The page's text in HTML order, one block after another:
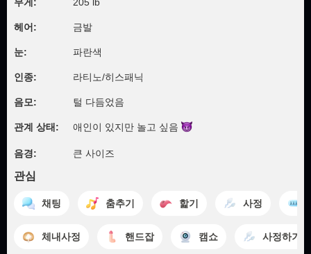
헤어: 금발
눈: 파란색
인종: 라티노/히스패닉
음모: 털 다듬었음
관계 상태: 애인이 있지만 놀고 싶음
음경: 큰 사이즈
관심
채팅 춤추기 핥기 사정
체내사정 핸드잡 캠쇼 사정하기